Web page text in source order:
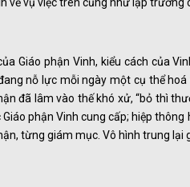
Giáo phận Vinh, kiểu cách của
nỗ lực mỗi ngày một cụ thể
đã lâm vào thế khó xử, “bỏ thì
phận Vinh cung cấp; hiệp
từng giám mục. Vô hình trung lại